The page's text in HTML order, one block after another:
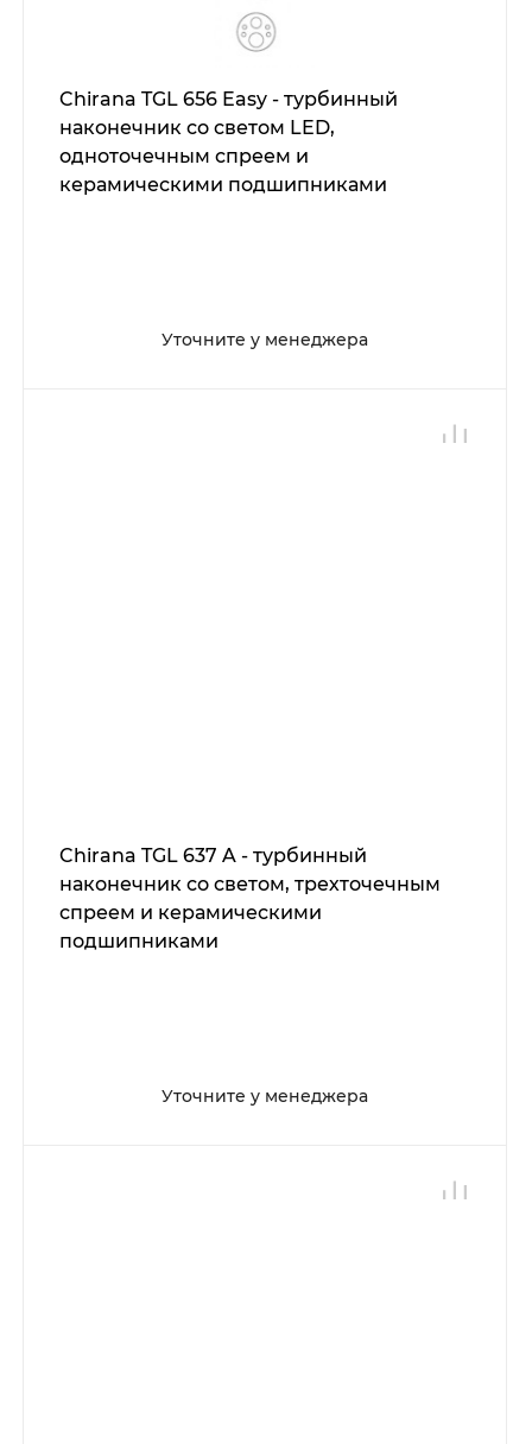
Chirana TGL 656 Easy - турбинный
наконечник со светом LED,
одноточечным спреем и
керамическими подшипниками
Уточните у менеджера
Chirana TGL 637 A - турбинный
наконечник со светом, трехточечным
спреем и керамическими
подшипниками
Уточните у менеджера